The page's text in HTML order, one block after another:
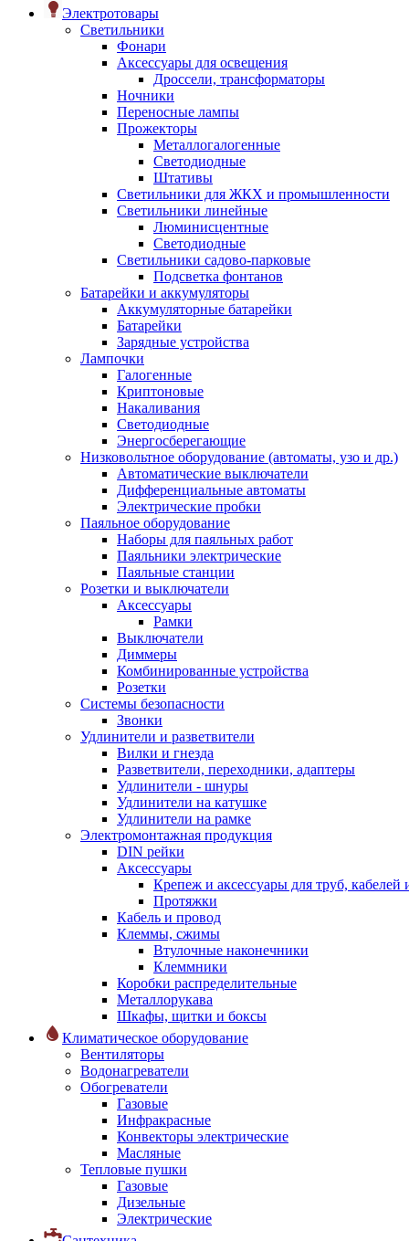
Электротовары
Светильники
Фонари
Аксессуары для освещения
Дроссели, трансформаторы
Ночники
Переносные лампы
Прожекторы
Металлогалогенные
Светодиодные
Штативы
Светильники для ЖКХ и промышленности
Светильники линейные
Люминисцентные
Светодиодные
Светильники садово-парковые
Подсветка фонтанов
Батарейки и аккумуляторы
Аккумуляторные батарейки
Батарейки
Зарядные устройства
Лампочки
Галогенные
Криптоновые
Накаливания
Светодиодные
Энергосберегающие
Низковольтное оборудование (автоматы, узо и др.)
Автоматические выключатели
Дифференциальные автоматы
Электрические пробки
Паяльное оборудование
Наборы для паяльных работ
Паяльники электрические
Паяльные станции
Розетки и выключатели
Аксессуары
Рамки
Выключатели
Диммеры
Комбинированные устройства
Розетки
Системы безопасности
Звонки
Удлинители и разветвители
Вилки и гнезда
Разветвители, переходники, адаптеры
Удлинители - шнуры
Удлинители на катушке
Удлинители на рамке
Электромонтажная продукция
DIN рейки
Аксессуары
Крепеж и аксессуары для труб, кабелей
Протяжки
Кабель и провод
Клеммы, сжимы
Втулочные наконечники
Клеммники
Коробки распределительные
Металлорукава
Шкафы, щитки и боксы
Климатическое оборудование
Вентиляторы
Водонагреватели
Обогреватели
Газовые
Инфракрасные
Конвекторы электрические
Масляные
Тепловые пушки
Газовые
Дизельные
Электрические